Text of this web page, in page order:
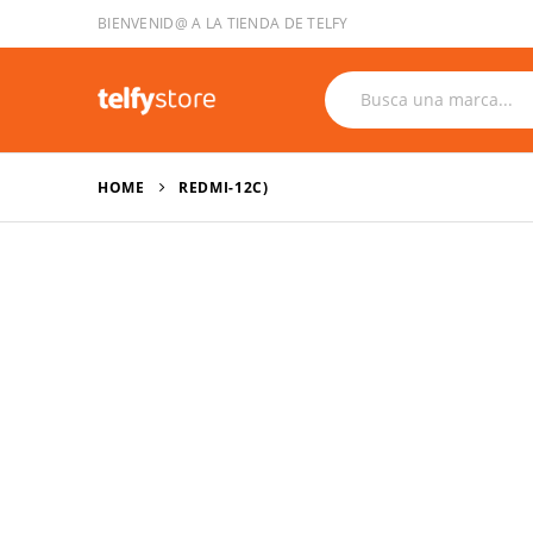
BIENVENID@ A LA TIENDA DE TELFY
HOME REDMI-12C)